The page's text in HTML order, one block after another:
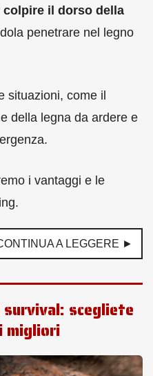
colpire il dorso della
penetrare nel legno
situazioni, come il
della legna da ardere e
i vantaggi e le
A LEGGERE ►
scegliete
migliori